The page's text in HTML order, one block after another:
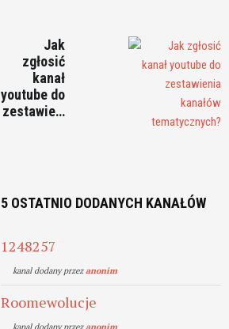
Jak
zgłosić
kanał
youtube do
zestawie…
5 OSTATNIO DODANYCH KANAŁÓW
1248257
kanal dodany przezanonim
Roomewolucje
kanal dodany przezanonim